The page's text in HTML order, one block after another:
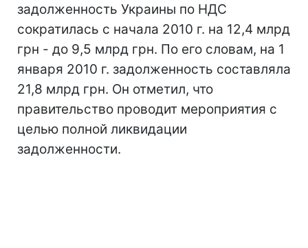
задолженность Украины по НДС
сократилась с начала 2010 г. на 12,4 млрд
грн - до 9,5 млрд грн. По его словам, на 1
января 2010 г. задолженность составляла
21,8 млрд грн. Он отметил, что
правительство проводит мероприятия с
целью полной ликвидации
задолженности.